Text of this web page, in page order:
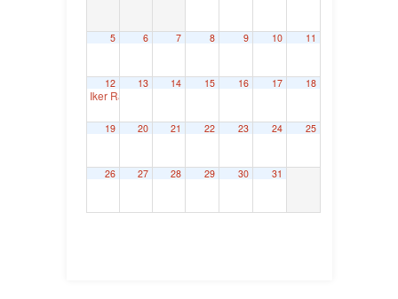
5 6 7 8 9 10 11
12
Iker Rahona. Juntas Generales de Bizkaia
13 14 15 16 17 18
19 20 21 22 23 24 25
26 27 28 29 30 31